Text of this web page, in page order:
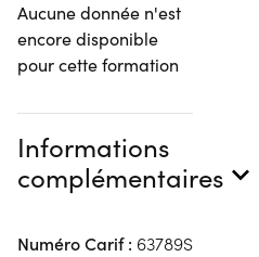
Aucune donnée n'est
encore disponible
pour cette formation
Informations
complémentaires
Numéro Carif : 63789S